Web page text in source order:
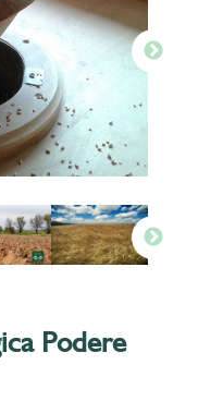
Podere